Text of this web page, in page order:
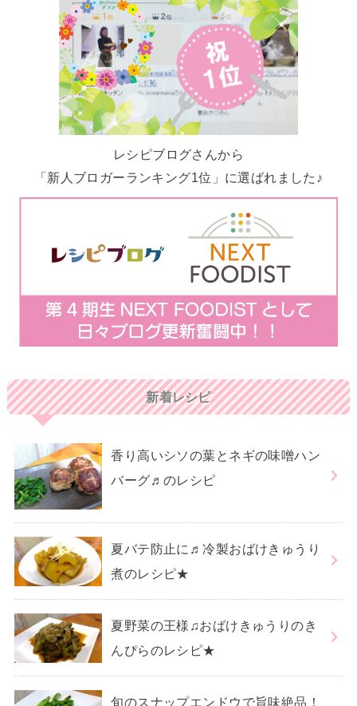
レシピブログさんから
「新人ブロガーランキング1位」に選ばれました♪
新着レシピ
香り高いシソの葉とネギの味噌ハン
バーグ♬のレシピ
夏バテ防止に♬冷製おばけきゅうり
煮のレシピ★
夏野菜の王様♫おばけきゅうりのき
んぴらのレシピ★
旬のスナップエンドウで旨味絶品！